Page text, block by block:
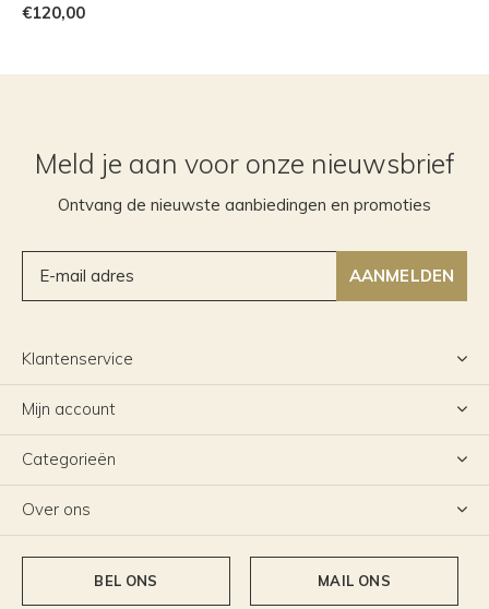
€120,00
Meld je aan voor onze nieuwsbrief
Ontvang de nieuwste aanbiedingen en promoties
AANMELDEN
Klantenservice
Mijn account
Categorieën
Over ons
BEL ONS MAIL ONS